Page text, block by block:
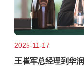
2025-11-17
王崔军总经理到华